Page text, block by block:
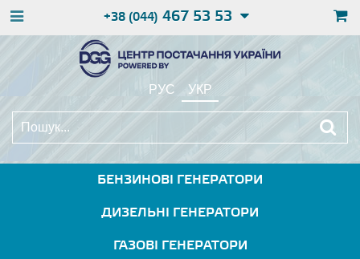
+38 (044) 467 53 53
РУС УКР
БЕНЗИНОВІ ГЕНЕРАТОРИ
ДИЗЕЛЬНІ ГЕНЕРАТОРИ
ГАЗОВІ ГЕНЕРАТОРИ